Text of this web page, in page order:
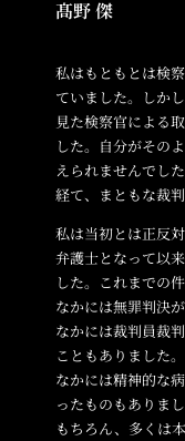
髙野 傑
私はもともとは検
ていました。しか
見た検察官による
した。自分がその
えられませんでし
経て、まともな裁
私は当初とは正反
弁護士となって以
した。これまでの
なかには無罪判決
なかには裁判員裁
こともありました。
なかには精神的な
ったものもありまし
もちろん、多くは